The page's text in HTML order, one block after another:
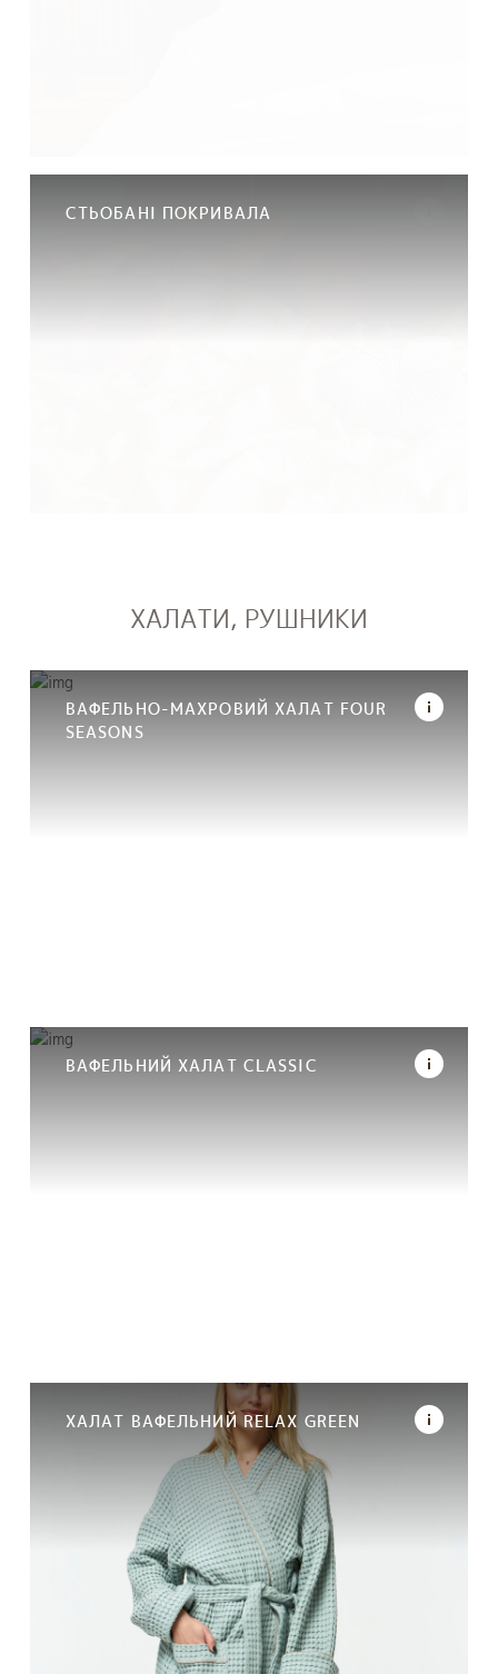
СТЬОБАНІ ПОКРИВАЛА
ХАЛАТИ, РУШНИКИ
ВАФЕЛЬНО-МАХРОВИЙ ХАЛАТ FOUR
SEASONS
ВАФЕЛЬНИЙ ХАЛАТ CLASSIC
ХАЛАТ ВАФЕЛЬНИЙ RELAX GREEN